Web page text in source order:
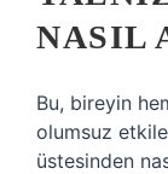
NASIL
Bu, bireyin
olumsuz
üstesinden